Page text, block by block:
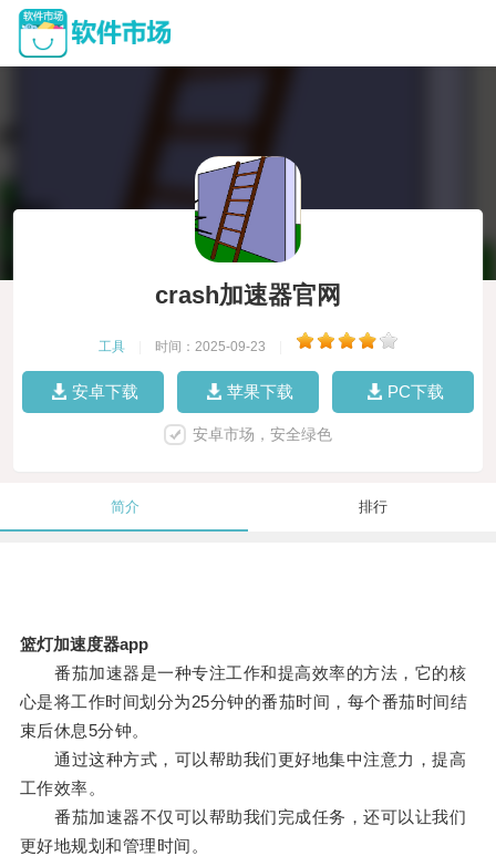
crash加速器官网
工具 时间：2025-09-23
安卓下载 苹果下载 PC下载
安卓市场，安全绿色
简介 排行
篮灯加速度器app
番茄加速器是一种专注工作和提高效率的方法，它的核
心是将工作时间划分为25分钟的番茄时间，每个番茄时间结
束后休息5分钟。
通过这种方式，可以帮助我们更好地集中注意力，提高
工作效率。
番茄加速器不仅可以帮助我们完成任务，还可以让我们
更好地规划和管理时间。